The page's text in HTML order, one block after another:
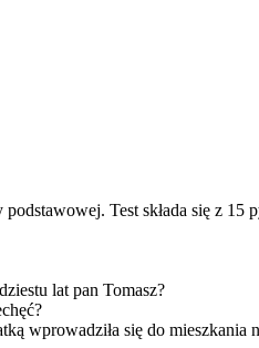
Test składa się z 15
lat pan Tomasz?
wprowadziła się do mieszkania